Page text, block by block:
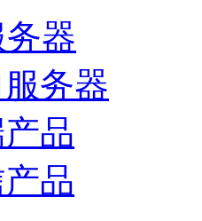
器
务器
品
品